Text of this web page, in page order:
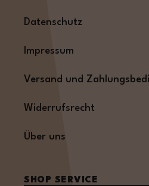
Datenschutz
Impressum
Versand und
Widerrufsrecht
Über uns
SHOP SERVICE